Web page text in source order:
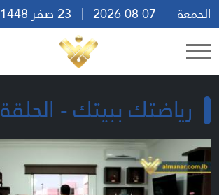
الجمعة
رياضتك ببيتك - الحلقة 4